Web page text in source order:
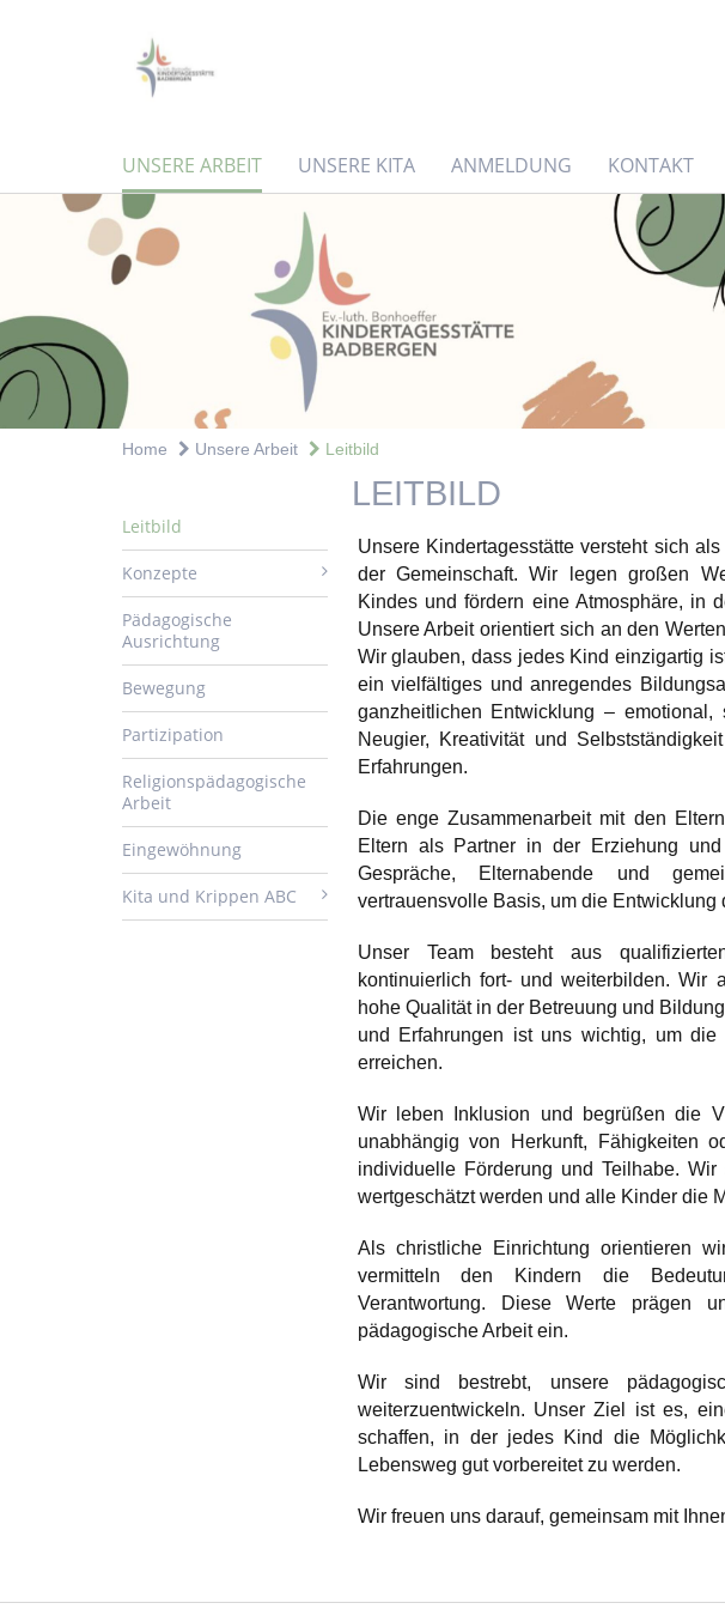
UNSERE ARBEIT UNSERE KITA ANMELDUNG KONTAKT
Home Unsere Arbeit Leitbild
Leitbild
Konzepte
Pädagogische
Ausrichtung
Bewegung
Partizipation
Religionspädagogische
Arbeit
Eingewöhnung
Kita und Krippen ABC
LEITBILD
Unsere Kindertagesstätte versteht sich
der Gemeinschaft. Wir legen großen
Kindes und fördern eine Atmosphäre, in
Unsere Arbeit orientiert sich an den
Wir glauben, dass jedes Kind einzigartig
ein vielfältiges und anregendes
ganzheitlichen Entwicklung –
Neugier, Kreativität und
Erfahrungen.
Die enge Zusammenarbeit mit den
Eltern als Partner in der Erziehung
Gespräche, Elternabende und
vertrauensvolle Basis, um die
Unser Team besteht aus
kontinuierlich fort- und weiterbilden. Wir
hohe Qualität in der Betreuung und
und Erfahrungen ist uns wichtig, um
erreichen.
Wir leben Inklusion und begrüßen die
unabhängig von Herkunft, Fähigkeiten
individuelle Förderung und Teilhabe.
wertgeschätzt werden und alle Kinder die
Als christliche Einrichtung orientieren
vermitteln den Kindern die
Verantwortung. Diese Werte prägen
pädagogische Arbeit ein.
Wir sind bestrebt, unsere
weiterzuentwickeln. Unser Ziel ist es,
schaffen, in der jedes Kind die
Lebensweg gut vorbereitet zu werden.
Wir freuen uns darauf, gemeinsam mit